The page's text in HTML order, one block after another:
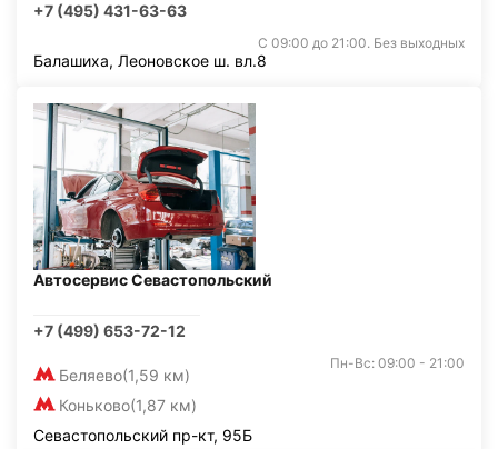
+7 (495) 431-63-63
С 09:00 до 21:00. Без выходных
Балашиха, Леоновское ш. вл.8
Автосервис Севастопольский
+7 (499) 653-72-12
Беляево(1,59 км)
Коньково(1,87 км)
Пн-Вс: 09:00 - 21:00
Севастопольский пр-кт, 95Б